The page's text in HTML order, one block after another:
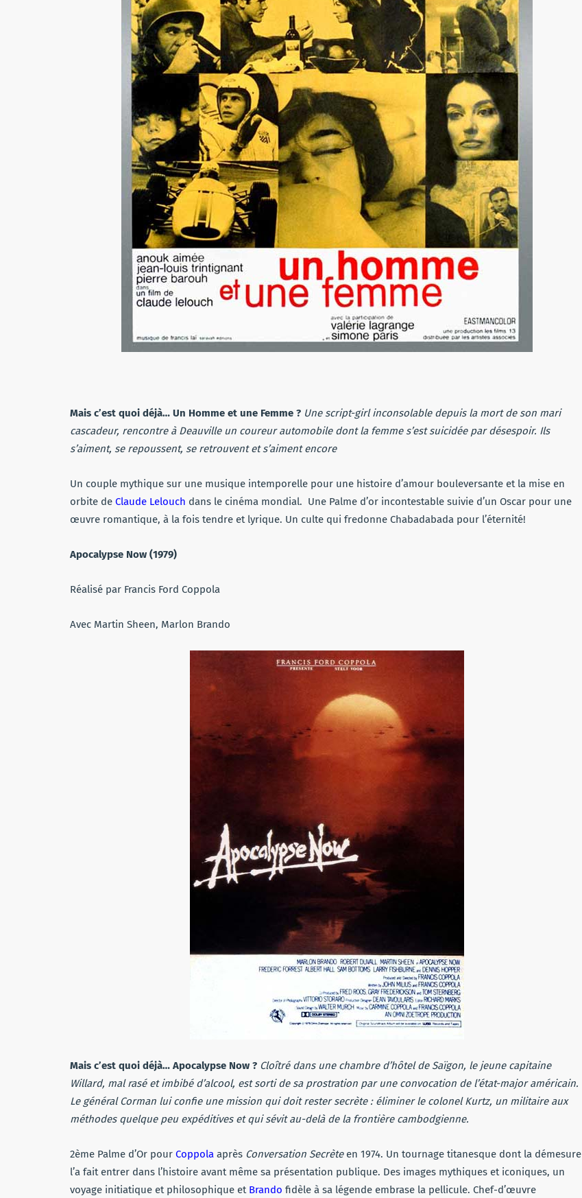
Mais c’est quoi déjà… Un Homme et une Femme ? Une script-girl inconsolable depuis la mort de son mari
cascadeur, rencontre à Deauville un coureur automobile dont la femme s’est suicidée par désespoir. Ils
s’aiment, se repoussent, se retrouvent et s’aiment encore
Un couple mythique sur une musique intemporelle pour une histoire d’amour bouleversante et la mise en
orbite de Claude Lelouch dans le cinéma mondial. Une Palme d’or incontestable suivie d’un Oscar pour une
œuvre romantique, à la fois tendre et lyrique. Un culte qui fredonne Chabadabada pour l’éternité!
Apocalypse Now (1979)
Réalisé par Francis Ford Coppola
Avec Martin Sheen, Marlon Brando
Mais c’est quoi déjà… Apocalypse Now ? Cloîtré dans une chambre d’hôtel de Saïgon, le jeune capitaine
Willard, mal rasé et imbibé d’alcool, est sorti de sa prostration par une convocation de l’état-major américain.
Le général Corman lui confie une mission qui doit rester secrète : éliminer le colonel Kurtz, un militaire aux
méthodes quelque peu expéditives et qui sévit au-delà de la frontière cambodgienne.
2ème Palme d’Or pour Coppola après Conversation Secrèteen 1974. Un tournage titanesque dont la démesure
l’a fait entrer dans l’histoire avant même sa présentation publique. Des images mythiques et iconiques, un
voyage initiatique et philosophique et Brando fidèle à sa légende embrase la pellicule. Chef-d’œuvre